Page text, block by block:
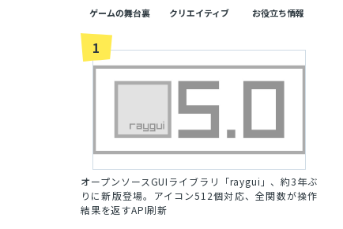
ゲームの舞台裏 クリエイティブ お役立ち情報
1
オープンソースGUIライブラリ「raygui」、約3年ぶ
りに新版登場。アイコン512個対応、全関数が操作
結果を返すAPI刷新